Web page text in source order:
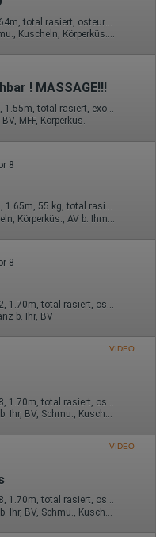
69, Franz b. Ihr, BV, Schmu., Kuscheln, Körperküs., DSa, DSp
! MASSAGE!!!
31 Jahre, 80D, KF 34/36, 1.55m, total rasiert, exotisch
MFF, Körperküs.
8
35 Jahre, 75B, KF 34/36, 1.65m, 55 kg, total rasiert, osteuropäisch
8
b. Ihr, BV
VIDEO
28 Jahre, 80E(DD), KF 38, 1.70m, total rasiert, osteuropäisch
ZK, 69, GF6, NSa, Franz b. Ihr, BV, Schmu., Kuscheln
VIDEO
28 Jahre, 80E(DD), KF 38, 1.70m, total rasiert, osteuropäisch